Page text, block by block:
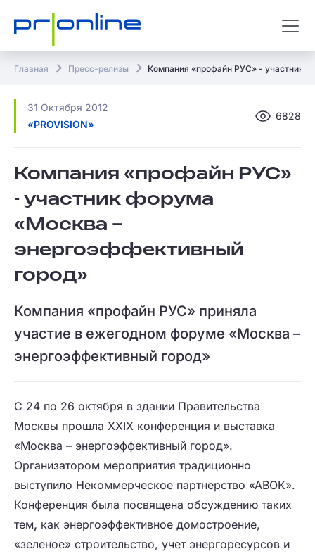
Главная Пресс-релизы Компания «профайн РУС» - участник
31 Октября 2012
«PROVISION»
6828
Компания «профайн РУС»
- участник форума
«Москва –
энергоэффективный
город»
Компания «профайн РУС» приняла
участие в ежегодном форуме «Москва –
энергоэффективный город»
С 24 по 26 октября в здании Правительства
Москвы прошла XXIX конференция и выставка
«Москва – энергоэффективный город».
Организатором мероприятия традиционно
выступило Некоммерческое партнерство «АВОК».
Конференция была посвящена обсуждению таких
тем, как энергоэффективное домостроение,
«зеленое» строительство, учет энергоресурсов и